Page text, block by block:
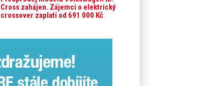
nové auto. Průměrná pořizovací
cena vozu dosahuje 337 tisíc korun a
průměrná financovaná částka
posledních 10 let (2016–2026).
Cross zahájen. Zájemci o elektrický
crossover zaplatí od 691 000 Kč